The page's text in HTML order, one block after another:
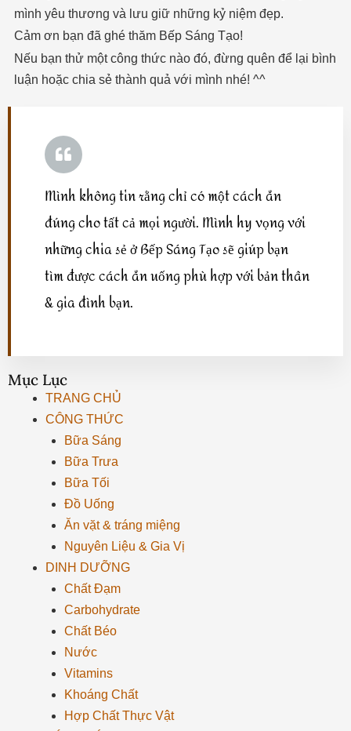
mình yêu thương và lưu giữ những kỷ niệm đẹp.
Cảm ơn bạn đã ghé thăm Bếp Sáng Tạo!
Nếu bạn thử một công thức nào đó, đừng quên để lại bình
luận hoặc chia sẻ thành quả với mình nhé! ^^
Mình không tin rằng chỉ có một cách ăn
đúng cho tất cả mọi người. Mình hy vọng với
những chia sẻ ở Bếp Sáng Tạo sẽ giúp bạn
tìm được cách ăn uống phù hợp với bản thân
& gia đình bạn.
Mục Lục
TRANG CHỦ
CÔNG THỨC
Bữa Sáng
Bữa Trưa
Bữa Tối
Đồ Uống
Ăn vặt & tráng miệng
Nguyên Liệu & Gia Vị
DINH DƯỠNG
Chất Đạm
Carbohydrate
Chất Béo
Nước
Vitamins
Khoáng Chất
Hợp Chất Thực Vật